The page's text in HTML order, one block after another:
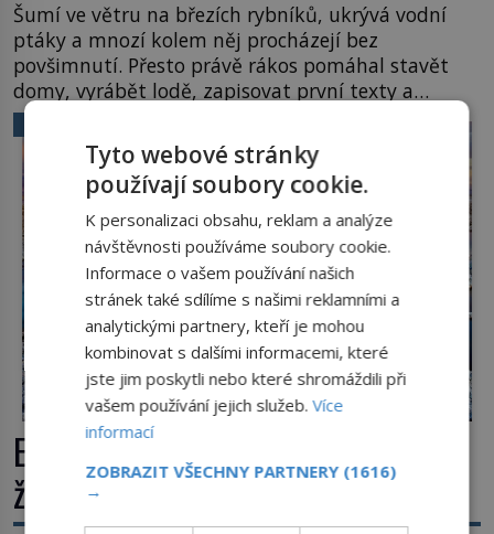
Šumí ve větru na březích rybníků, ukrývá vodní
ptáky a mnozí kolem něj procházejí bez
povšimnutí. Přesto právě rákos pomáhal stavět
domy, vyrábět lodě, zapisovat první texty a
inspiroval řadu pověstí. Tato skromná, ale
užitečná rostlina provází člověka už tisíce let.
Většina lidí vnímá rákos jen jako obyčejnou kulisu
letního koupání. Stačí se však podívat […]
Extrémní podmínky na Zemi: Kde
život přežívá navzdory všemu
Tyto webové stránky
používají soubory cookie.
K personalizaci obsahu, reklam a analýze
návštěvnosti používáme soubory cookie.
Informace o vašem používání našich
stránek také sdílíme s našimi reklamními a
analytickými partnery, kteří je mohou
kombinovat s dalšími informacemi, které
jste jim poskytli nebo které shromáždili při
vašem používání jejich služeb.Více
informací
ZOBRAZIT VŠECHNY PARTNERY (1616)
→